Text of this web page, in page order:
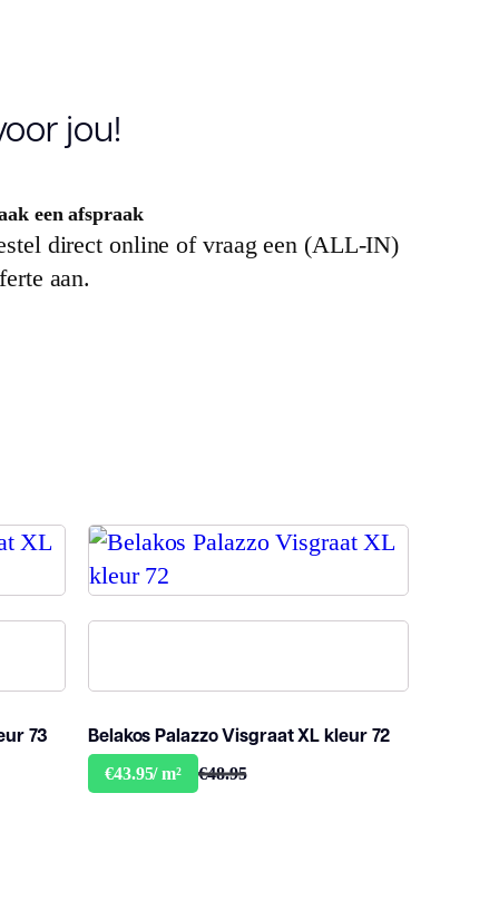
jou!
een afspraak
direct online of vraag een (ALL-IN)
aan.
73 Belakos Palazzo Visgraat XL kleur 72
€43.95/ m² €48.95